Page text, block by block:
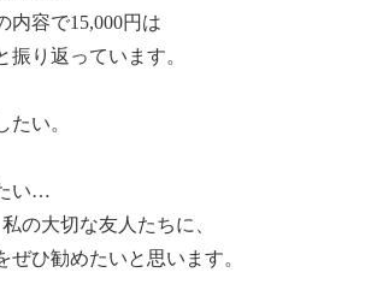
内容で15,000円は
り返っています。
たい。
い…
の大切な友人たちに、
ひ勧めたいと思います。